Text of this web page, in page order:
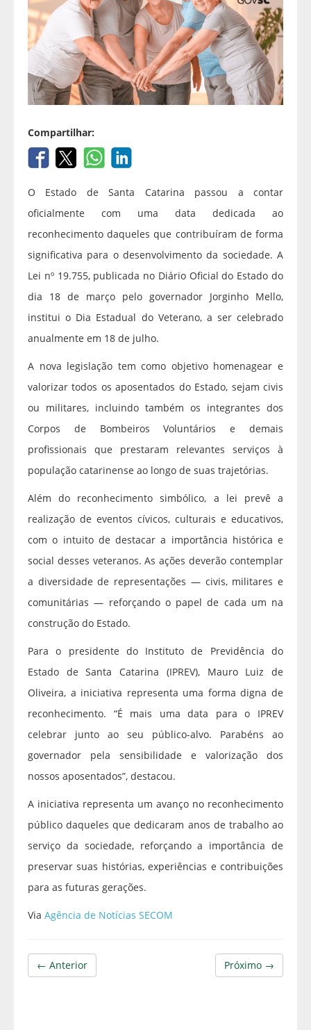
Compartilhar:
O Estado de Santa Catarina passou a contar
oficialmente com uma data dedicada ao
reconhecimento daqueles que contribuíram de forma
significativa para o desenvolvimento da sociedade. A
Lei nº 19.755, publicada no Diário Oficial do Estado do
dia 18 de março pelo governador Jorginho Mello,
institui o Dia Estadual do Veterano, a ser celebrado
anualmente em 18 de julho.
A nova legislação tem como objetivo homenagear e
valorizar todos os aposentados do Estado, sejam civis
ou militares, incluindo também os integrantes dos
Corpos de Bombeiros Voluntários e demais
profissionais que prestaram relevantes serviços à
população catarinense ao longo de suas trajetórias.
Além do reconhecimento simbólico, a lei prevê a
realização de eventos cívicos, culturais e educativos,
com o intuito de destacar a importância histórica e
social desses veteranos. As ações deverão contemplar
a diversidade de representações — civis, militares e
comunitárias — reforçando o papel de cada um na
construção do Estado.
Para o presidente do Instituto de Previdência do
Estado de Santa Catarina (IPREV), Mauro Luiz de
Oliveira, a iniciativa representa uma forma digna de
reconhecimento. “É mais uma data para o IPREV
celebrar junto ao seu público-alvo. Parabéns ao
governador pela sensibilidade e valorização dos
nossos aposentados”, destacou.
A iniciativa representa um avanço no reconhecimento
público daqueles que dedicaram anos de trabalho ao
serviço da sociedade, reforçando a importância de
preservar suas histórias, experiências e contribuições
para as futuras gerações.
Via Agência de Notícias SECOM
Próximo →
← Anterior